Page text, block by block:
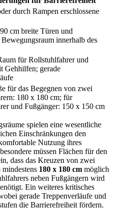
durch Rampen erschlossene
cm breite Türen und
innerhalb des
für Rollstuhlfahrer und
Gehhilfen; gerade
für das Begegnen von zwei
180 x 180 cm; für
und Fußgänger: 150 x 150 cm
spielen eine wesentliche
Einschränkungen den
Nutzung ihres
müssen Flächen für den
dass das Kreuzen von zwei
180 x 180 cm möglich
neben Fußgängern wird
Ein weiteres kritisches
gerade Treppenverläufe und
die Barrierefreiheit fördern.